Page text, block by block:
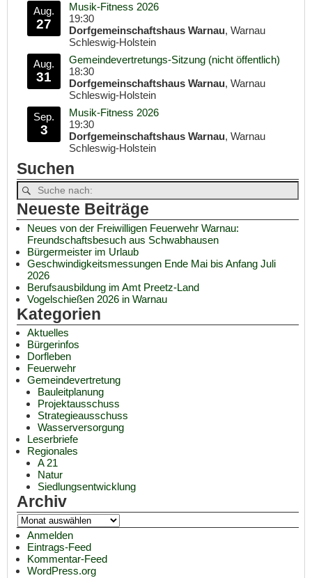
Aug.
27
Musik-Fitness 2026
19:30
Dorfgemeinschaftshaus Warnau, Warnau
Schleswig-Holstein
Aug.
31
Gemeindevertretungs-Sitzung (nicht öffentlich)
18:30
Dorfgemeinschaftshaus Warnau, Warnau
Schleswig-Holstein
Sep.
3
Musik-Fitness 2026
19:30
Dorfgemeinschaftshaus Warnau, Warnau
Schleswig-Holstein
Suchen
Neueste Beiträge
Neues von der Freiwilligen Feuerwehr Warnau:
Freundschaftsbesuch aus Schwabhausen
Bürgermeister im Urlaub
Geschwindigkeitsmessungen Ende Mai bis Anfang Juli
2026
Berufsausbildung im Amt Preetz-Land
Vogelschießen 2026 in Warnau
Kategorien
Aktuelles
Bürgerinfos
Dorfleben
Feuerwehr
Gemeindevertretung
Bauleitplanung
Projektausschuss
Strategieausschuss
Wasserversorgung
Leserbriefe
Regionales
A 21
Natur
Siedlungsentwicklung
Archiv
Anmelden
Eintrags-Feed
Kommentar-Feed
WordPress.org